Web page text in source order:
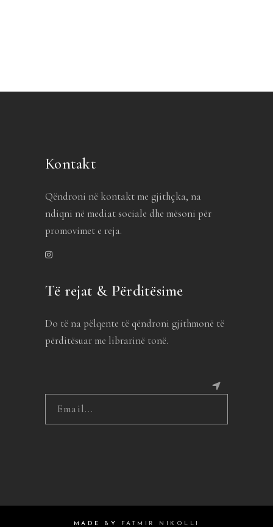
Kontakt
Qëndroni në kontakt me gjithçka, na
ndiqni në mediat sociale dhe mësoni për
promovimet e reja.
Të rejat & Përditësime
Do të na pëlqente të qëndroni gjithmonë të
përditësuar me librarinë tonë.
MADE BY FATMIR NIKOLLI